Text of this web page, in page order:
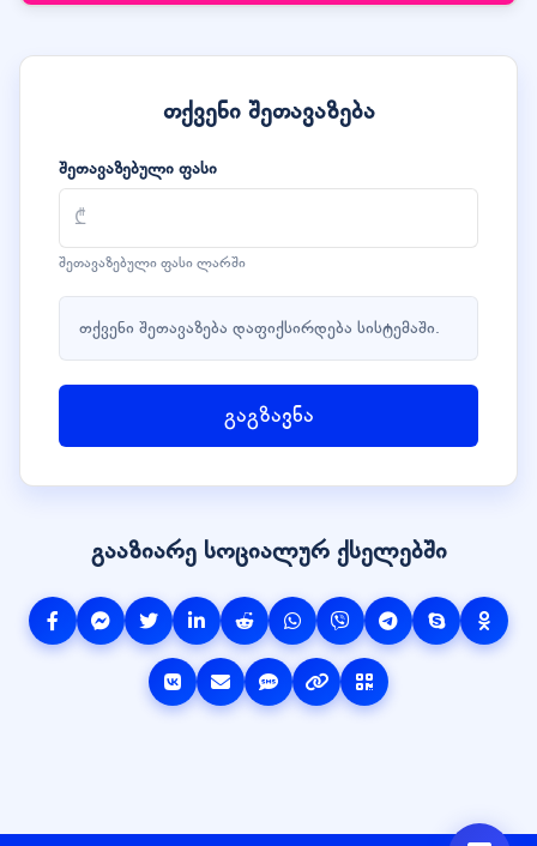
თქვენი შეთავაზება
შეთავაზებული ფასი
შეთავაზებული ფასი ლარში
თქვენი შეთავაზება დაფიქსირდება სისტემაში.
გაგზავნა
გააზიარე სოციალურ ქსელებში